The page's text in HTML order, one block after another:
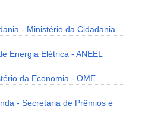
- Ministério da Cidadania
Energia Elétrica - ANEEL
da Economia - OME
- Secretaria de Prêmios e